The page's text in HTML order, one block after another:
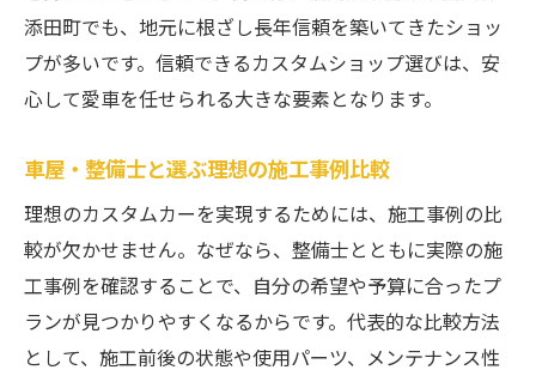
添田町でも、地元に根ざし長年信頼を築いてきたショッ
プが多いです。信頼できるカスタムショップ選びは、安
心して愛車を任せられる大きな要素となります。
車屋・整備士と選ぶ理想の施工事例比較
理想のカスタムカーを実現するためには、施工事例の比
較が欠かせません。なぜなら、整備士とともに実際の施
工事例を確認することで、自分の希望や予算に合ったプ
ランが見つかりやすくなるからです。代表的な比較方法
として、施工前後の状態や使用パーツ、メンテナンス性